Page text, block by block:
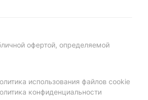
офертой, определяемой
использования файлов cookie
конфиденциальности